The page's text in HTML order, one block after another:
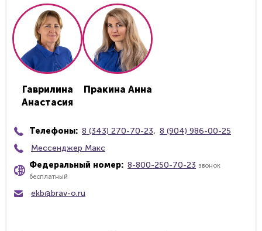
Гаврилина
Анастасия
Пракина Анна
Телефоны: 8 (343) 270-70-23, 8 (904) 986-00-25
Мессенджер Макс
Федеральный номер: 8-800-250-70-23 звонок
бесплатный
ekb@brav-o.ru